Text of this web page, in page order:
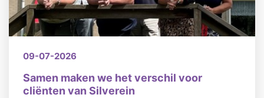
09-07-2026
Samen maken we het verschil voor
cliënten van Silverein